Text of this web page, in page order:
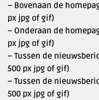
– Bovenaan de
px jpg of gif)
– Onderaan de
px jpg of gif)
– Tussen de
500 px jpg of gif)
– Tussen de
500 px jpg of gif)